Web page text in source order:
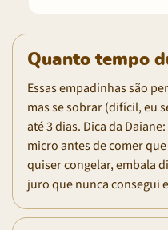
Quanto tempo
Essas empadinhas são
mas se sobrar (difícil, eu
até 3 dias. Dica da
micro antes de comer
quiser congelar, embala
juro que nunca consegui